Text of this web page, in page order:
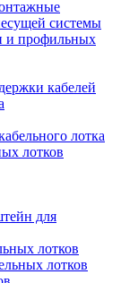
системы
и профильных
кабелей
лотка
лотков
для
лотков
лотков